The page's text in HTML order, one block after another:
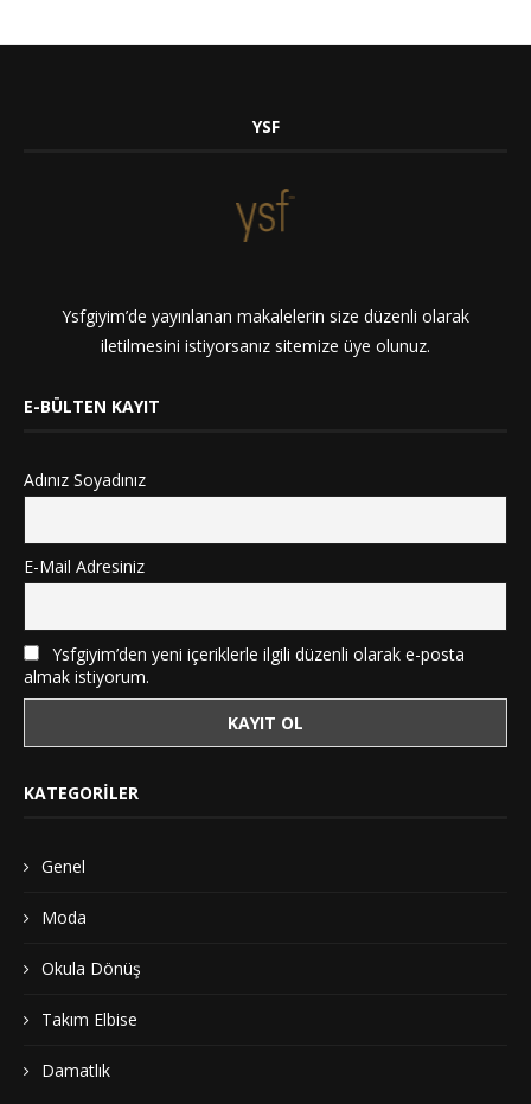
YSF
Ysfgiyim’de yayınlanan makalelerin size düzenli olarak
iletilmesini istiyorsanız sitemize üye olunuz.
E-BÜLTEN KAYIT
Adınız Soyadınız
E-Mail Adresiniz
Ysfgiyim’den yeni içeriklerle ilgili düzenli olarak e-posta
almak istiyorum.
KATEGORILER
Genel
Moda
Okula Dönüş
Takım Elbise
Damatlık